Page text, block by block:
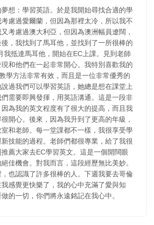
想：學習英語。於是我開始尋找合適的學
慮過愛爾蘭，但因為那裡太冷，所以我不
考慮過澳大利亞，但因為澳洲幅員遼闊，
，我找到了馬耳他，並找到了一所很棒的
我抵達馬耳他，開始在EC上課。見到老師
和他們在一起非常開心。我特別喜歡我的
學方法非常有效，而且是一位非常優秀的
過我們可以學習英語，她總是想在課堂上
需要即興發揮，用英語溝通。這是一段非
為我的英文程度有了很大的提高，而且我
開心。後來，因為我升到了更高的年級，
和老師。每一堂課都不一樣，我很享受學
技能的過程。老師們都很專業，給了我很
薦大家去EC學習英文。這是一個開闊眼
佳機會。對我而言，這段經歷無比美妙。
也認識了許多很棒的人。下週我要去哥倫
感覺更快樂了，我的心中充滿了愛與知
的一切，你們將永遠銘記在我心中。